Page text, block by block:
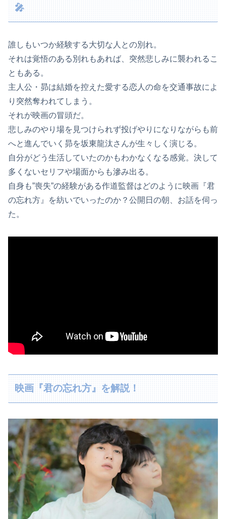
🎤
誰しもいつか経験する大切な人との別れ。
それは覚悟のある別れもあれば、突然悲しみに襲われるこ
ともある。
主人公・昴は結婚を控えた愛する恋人の命を交通事故によ
り突然奪われてしまう。
それが映画の冒頭だ。
悲しみのやり場を見つけられず投げやりになりながらも前
へと進んでいく昴を坂東龍汰さんが生々しく演じる。
自分がどう生活していたのかもわかなくなる感覚。決して
多くないセリフや場面からも滲み出る。
自身も”喪失”の経験がある作道監督はどのように映画『君
の忘れ方』を紡いでいったのか？公開日の朝、お話を伺っ
た。
映画『君の忘れ方』を解説！